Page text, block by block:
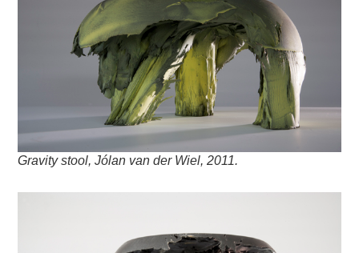
Gravity stool, Jólan van der Wiel, 2011.